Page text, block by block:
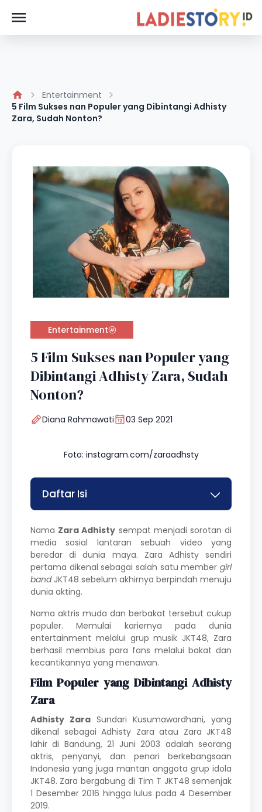
Entertainment
5 Film Sukses nan Populer yang Dibintangi Adhisty
Zara, Sudah Nonton?
Entertainment
5 Film Sukses nan Populer yang
Dibintangi Adhisty Zara, Sudah
Nonton?
Diana Rahmawati 03 Sep 2021
Foto: instagram.com/zaraadhsty
Daftar Isi
Nama Zara Adhisty sempat menjadi sorotan di
media sosial lantaran sebuah video yang
beredar di dunia maya. Zara Adhisty sendiri
pertama dikenal sebagai salah satu member girl
bandJKT48 sebelum akhirnya berpindah menuju
dunia akting.
Nama aktris muda dan berbakat tersebut cukup
populer. Memulai kariernya pada dunia
entertainment melalui grup musik JKT48, Zara
berhasil membius para fans melalui bakat dan
kecantikannya yang menawan.
Film Populer yang Dibintangi Adhisty
Zara
Adhisty Zara Sundari Kusumawardhani, yang
dikenal sebagai Adhisty Zara atau Zara JKT48
lahir di Bandung, 21 Juni 2003 adalah seorang
aktris, penyanyi, dan penari berkebangsaan
Indonesia yang juga mantan anggota grup idola
JKT48. Zara bergabung di Tim T JKT48 semenjak
1 Desember 2016 hingga lulus pada 4 Desember
2019.